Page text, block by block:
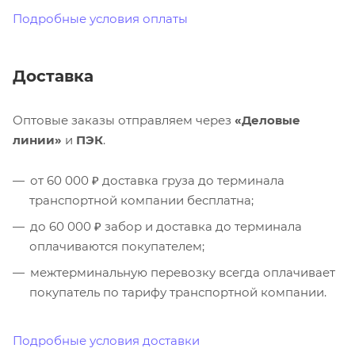
Подробные условия оплаты
Доставка
Оптовые заказы отправляем через «Деловые
линии» и ПЭК.
от 60 000 ₽ доставка груза до терминала
транспортной компании бесплатна;
до 60 000 ₽ забор и доставка до терминала
оплачиваются покупателем;
межтерминальную перевозку всегда оплачивает
покупатель по тарифу транспортной компании.
Подробные условия доставки